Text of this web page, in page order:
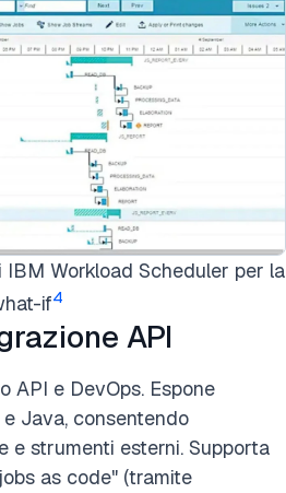
Workload Scheduler per la
if4
API
API e DevOps. Espone
e Java, consentendo
e strumenti esterni. Supporta
as code" (tramite